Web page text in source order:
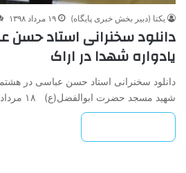
یکتا (دبیر بخش خبری پایگاه) ۱۹ مرداد ۱۳۹۸
دانلود سخنرانی استاد
یادواره شهدا در اراک
دانلود سخنرانی استاد حسن عباسی در
شهید مسجد حضرت ابوالفضل(ع) ۱۸ مرداد۹۸ – اراک، مسجد…